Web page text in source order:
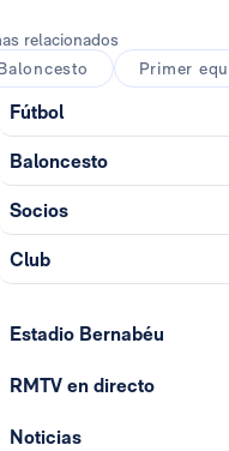
relacionados
Primer
Fútbol
Baloncesto
Socios
Club
Estadio Bernabéu
RMTV en directo
Noticias